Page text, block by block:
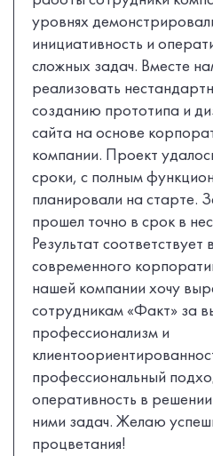
уровнях
инициативность и
сложных задач. Вместе
реализовать
созданию прототипа и
сайта на основе
компании. Проект
сроки, с полным
планировали на старте.
прошел точно в срок в
Результат
современного
нашей компании хочу
сотрудникам «Факт» за
профессионализм и
профессиональный
оперативность в
ними задач. Желаю
процветания!